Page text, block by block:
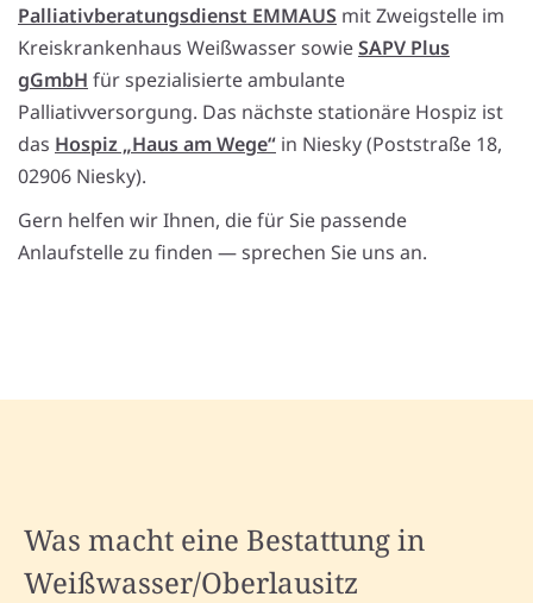
Palliativberatungsdienst EMMAUS mit Zweigstelle im
Kreiskrankenhaus Weißwasser sowieSAPV Plus
gGmbH für spezialisierte ambulante
Palliativversorgung. Das nächste stationäre Hospiz ist
das Hospiz „Haus am Wege“ in Niesky (Poststraße 18,
02906 Niesky).
Gern helfen wir Ihnen, die für Sie passende
Anlaufstelle zu finden — sprechen Sie uns an.
Was macht eine Bestattung in
Weißwasser/Oberlausitz